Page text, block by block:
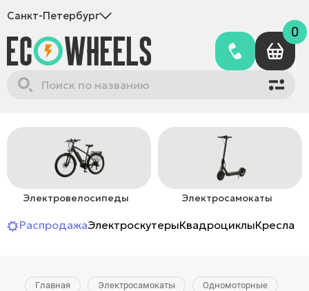
Санкт-Петербург
0
Электровелосипеды Электросамокаты
РаспродажаЭлектроскутерыКвадроциклыКресла-
Главная Электросамокаты Одномоторные